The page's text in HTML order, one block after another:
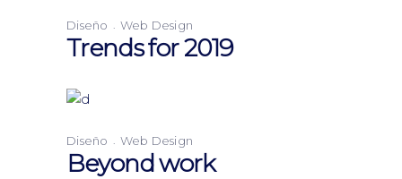
Diseño Web Design
Trends for 2019
Diseño Web Design
Beyond work